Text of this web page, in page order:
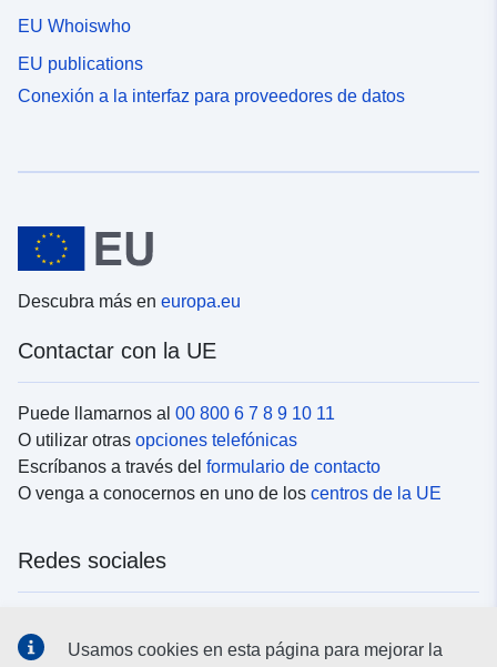
EU Whoiswho
EU publications
Conexión a la interfaz para proveedores de datos
Descubra más en europa.eu
Contactar con la UE
Puede llamarnos al 00 800 6 7 8 9 10 11
O utilizar otras opciones telefónicas
Escríbanos a través del formulario de contacto
O venga a conocernos en uno de los centros de la UE
Redes sociales
Usamos cookies en esta página para mejorar la